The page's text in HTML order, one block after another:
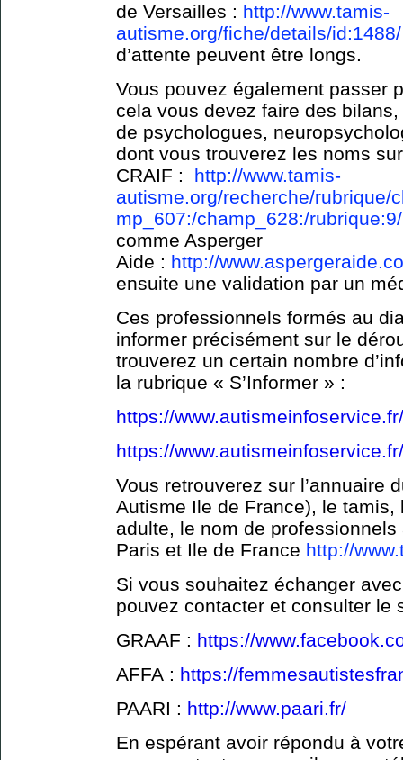
de Versailles : http://www.tamis-
autisme.org/fiche/details/id:1488/
d’attente peuvent être longs.
Vous pouvez également passer
cela vous devez faire des
de psychologues,
dont vous trouverez les noms
CRAIF : http://www.tamis-
autisme.org/recherche/rubrique/
mp_607:/champ_628:/rubrique:9/
comme Asperger
Aide : http://
ensuite une validation par un
Ces professionnels formés au
informer précisément sur le
trouverez un certain nombre
la rubrique « S’Informer » :
https://
https://
Vous retrouverez sur l’annuaire
Autisme Ile de France), le
adulte, le nom de
Paris et Ile de France http://
Si vous souhaitez échanger
pouvez contacter et consulter le
GRAAF : https://
AFFA : https://
PAARI : http://www.paari.fr/
En espérant avoir répondu à